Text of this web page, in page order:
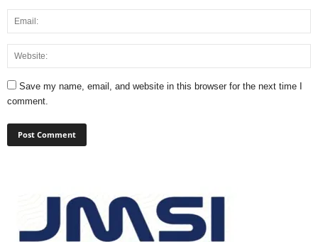
Save my name, email, and website in this browser for the next time I
comment.